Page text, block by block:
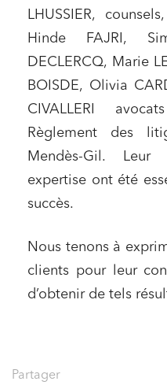
LHUSSIER,
Hinde FAJRI,
DECLERCQ, Marie
BOISDE, Olivia
CIVALLERI
Règlement des
Mendès-Gil.
expertise ont été
succès.
Nous tenons à
clients pour leur
d’obtenir de tels
Partager